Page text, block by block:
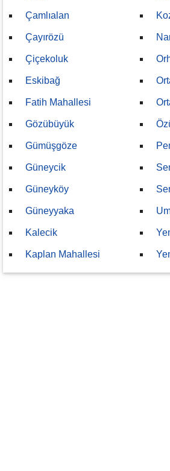
Çamlıalan
Çayırözü
Çiçekoluk
Eskibağ
Fatih Mahallesi
Gözübüyük
Gümüşgöze
Güneycik
Güneyköy
Güneyyaka
Kalecik
Kaplan Mahallesi